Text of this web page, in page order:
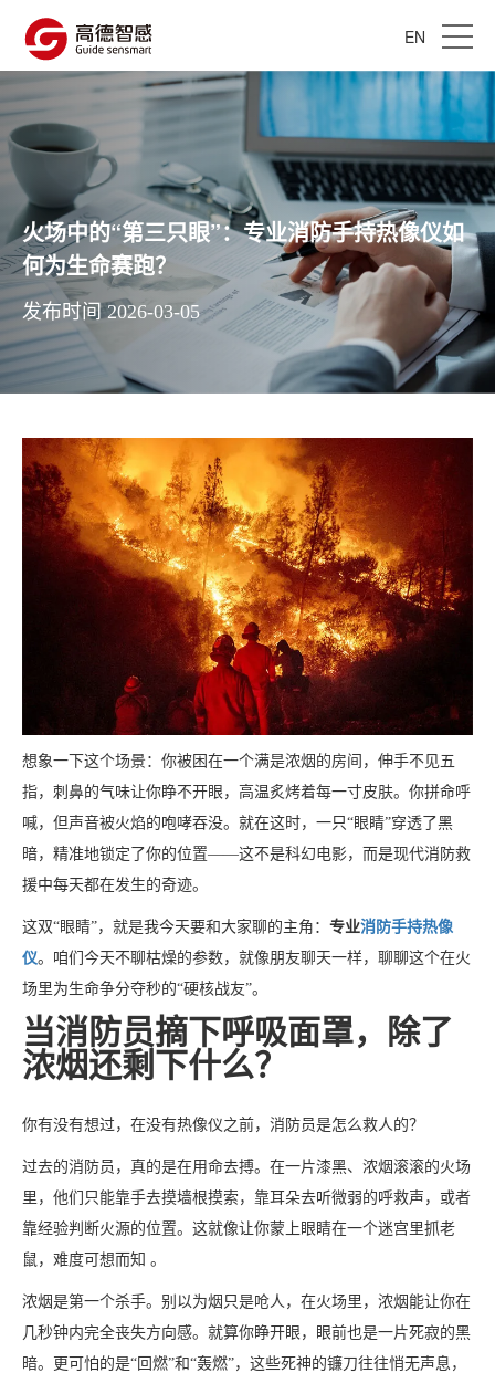
EN
火场中的“第三只眼”：专业消防手持热像仪如
何为生命赛跑？
发布时间 2026-03-05
想象一下这个场景：你被困在一个满是浓烟的房间，伸手不见五
指，刺鼻的气味让你睁不开眼，高温炙烤着每一寸皮肤。你拼命呼
喊，但声音被火焰的咆哮吞没。就在这时，一只“眼睛”穿透了黑
暗，精准地锁定了你的位置——这不是科幻电影，而是现代消防救
援中每天都在发生的奇迹。
这双“眼睛”，就是我今天要和大家聊的主角： 专业消防手持热像
仪。咱们今天不聊枯燥的参数，就像朋友聊天一样，聊聊这个在火
场里为生命争分夺秒的“硬核战友”。
当消防员摘下呼吸面罩，除了
浓烟还剩下什么？
你有没有想过，在没有热像仪之前，消防员是怎么救人的？
过去的消防员，真的是在用命去搏。在一片漆黑、浓烟滚滚的火场
里，他们只能靠手去摸墙根摸索，靠耳朵去听微弱的呼救声，或者
靠经验判断火源的位置。这就像让你蒙上眼睛在一个迷宫里抓老
鼠，难度可想而知 。
浓烟是第一个杀手。别以为烟只是呛人，在火场里，浓烟能让你在
几秒钟内完全丧失方向感。就算你睁开眼，眼前也是一片死寂的黑
暗。更可怕的是“回燃”和“轰燃”，这些死神的镰刀往往悄无声息，